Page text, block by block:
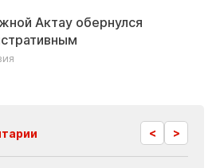
Актау обернулся
< >